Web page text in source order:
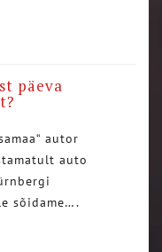
päeva
autor
auto
sõidame….